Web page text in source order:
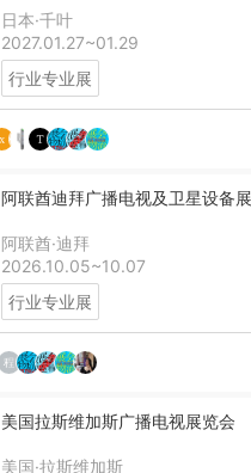
日本·千叶
2027.01.27~01.29
行业专业展
阿联酋迪拜广播电视及卫星设备
阿联酋·迪拜
2026.10.05~10.07
行业专业展
美国拉斯维加斯广播电视展览会
美国·拉斯维加斯